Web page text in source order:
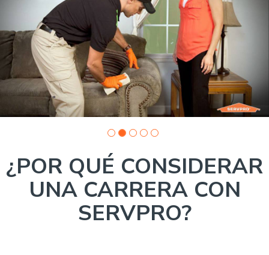
Company
photo
¿POR QUÉ CONSIDERAR
UNA CARRERA CON
SERVPRO?